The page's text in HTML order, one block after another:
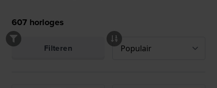
607 horloges
Filteren